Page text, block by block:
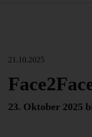
21.10.2025
23. Oktober 2025